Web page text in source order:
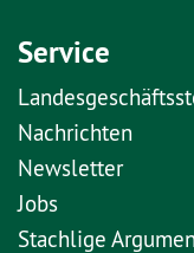
Service
Nachrichten
Newsletter
Jobs
Stachlige